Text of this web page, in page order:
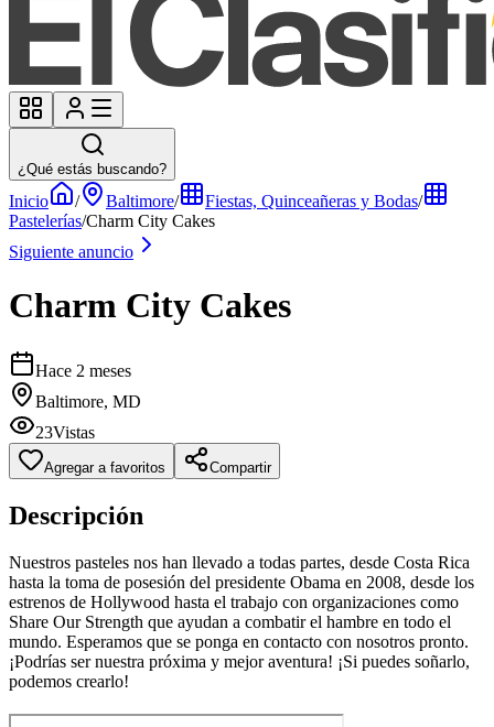
¿Qué estás buscando?
Inicio / Baltimore/ Fiestas, Quinceañeras y Bodas/
Pastelerías/Charm City Cakes
Siguiente anuncio
Charm City Cakes
Hace 2 meses
Baltimore, MD
23Vistas
Agregar a favoritos Compartir
Descripción
Nuestros pasteles nos han llevado a todas partes, desde Costa Rica
hasta la toma de posesión del presidente Obama en 2008, desde los
estrenos de Hollywood hasta el trabajo con organizaciones como
Share Our Strength que ayudan a combatir el hambre en todo el
mundo. Esperamos que se ponga en contacto con nosotros pronto.
¡Podrías ser nuestra próxima y mejor aventura! ¡Si puedes soñarlo,
podemos crearlo!